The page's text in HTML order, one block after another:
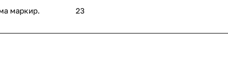
маркир.
23